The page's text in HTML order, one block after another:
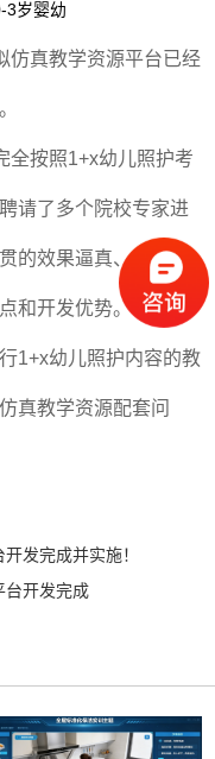
仿真教学资源平台已经
全按照1+x幼儿照护考
请了多个院校专家进
的效果逼真、多样交
和开发优势。该平台
1+x幼儿照护内容的教
真教学资源配套问
发完成并实施！
台开发完成